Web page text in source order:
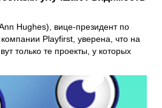
Hughes), вице-президент по
Playfirst, уверена, что на
только те проекты, у которых